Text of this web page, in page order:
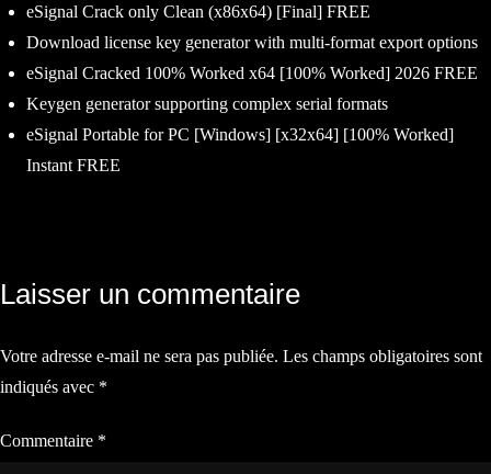
eSignal Crack only Clean (x86x64) [Final] FREE
Download license key generator with multi-format export options
eSignal Cracked 100% Worked x64 [100% Worked] 2026 FREE
Keygen generator supporting complex serial formats
eSignal Portable for PC [Windows] [x32x64] [100% Worked]
Instant FREE
de
l’article
Laisser un commentaire
Votre adresse e-mail ne sera pas publiée. Les champs obligatoires sont
indiqués avec *
Commentaire *